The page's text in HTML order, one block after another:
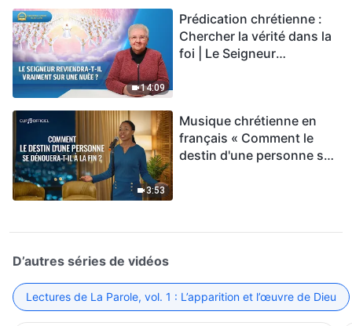
14:09
Prédication chrétienne :
Chercher la vérité dans la
foi | Le Seigneur
3:53
Musique chrétienne en
français « Comment le
destin d'une personne se
D’autres séries de vidéos
Lectures de La Parole, vol. 1 : L’apparition et l’œuvre de Dieu